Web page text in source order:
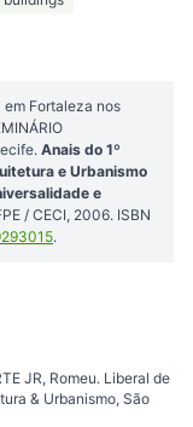
em Fortaleza nos
Anais do 1º
e Urbanismo
e
/ CECI, 2006. ISBN
.
JR, Romeu. Liberal de
& Urbanismo, São